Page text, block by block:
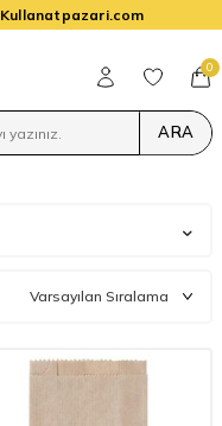
Kullanatpazari.com
ARA
0